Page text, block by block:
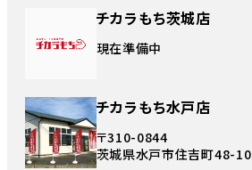
チカラもち茨城店
現在準備中
チカラもち水戸店
〒310-0844
茨城県水戸市住吉町48-10